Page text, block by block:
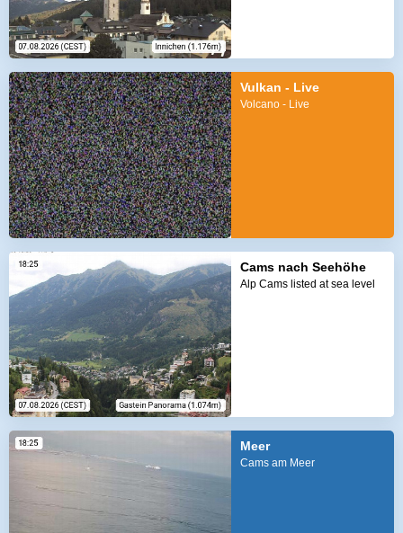
Vulkan - Live
Volcano - Live
Cams nach Seehöhe
Alp Cams listed at sea level
Meer
Cams am Meer